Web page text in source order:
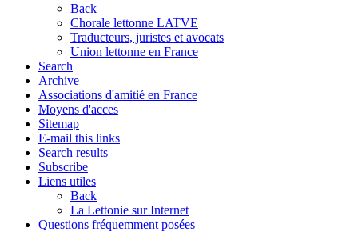
Back
Chorale lettonne LATVE
Traducteurs, juristes et avocats
Union lettonne en France
Search
Archive
Associations d'amitié en France
Moyens d'acces
Sitemap
E-mail this links
Search results
Subscribe
Liens utiles
Back
La Lettonie sur Internet
Questions fréquemment posées